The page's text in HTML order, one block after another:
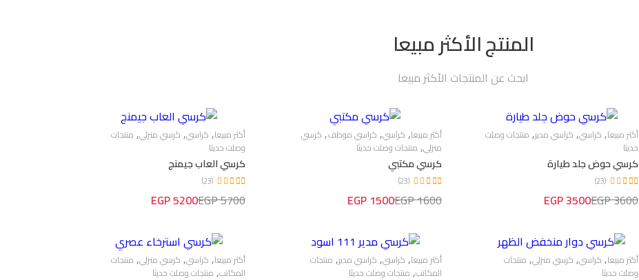
المنتج الأكثر مبيعا
ابحث عن المنتجات الأكثر مبيعا
أكثر مبيعا, كراسي, كراسي مدير, منتجات وصلت
حديثا
كرسي حوض جلد طيارة
(23)
3600 EGP
3500 EGP
أكثر مبيعا, كراسي, كراسي موظف, كرسي
منزلي, منتجات وصلت حديثا
كرسي مكتبي
(23)
1600 EGP
1500 EGP
أكثر مبيعا, كراسي, كرسي منزلي, منتجات
وصلت حديثا
كرسي العاب جيمنج
(23)
5700 EGP
5200 EGP
أكثر مبيعا, كراسي, كرسي منزلي, منتجات
وصلت حديثا
أكثر مبيعا, كراسي, كراسي مدير, منتجات
المكاتب, منتجات وصلت حديثا
أكثر مبيعا, كراسي, كرسي منزلي, منتجات
المكاتب, منتجات وصلت حديثا